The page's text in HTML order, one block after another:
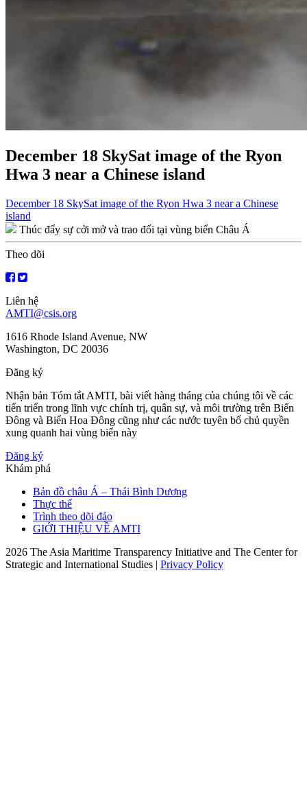
December 18 SkySat image of the Ryon
Hwa 3 near a Chinese island
Điều
hướng
bài
viết
December 18 SkySat image of the Ryon Hwa 3 near a Chinese
island
Thúc đẩy sự cởi mở và trao đổi tại vùng biển Châu Á
Theo dõi
Liên hệ
AMTI@csis.org
1616 Rhode Island Avenue, NW
Washington, DC 20036
Đăng ký
Nhận bản Tóm tắt AMTI, bài viết hàng tháng của chúng tôi về các
tiến triển trong lĩnh vực chính trị, quân sự, và môi trường trên Biển
Đông và Biển Hoa Đông cũng như các nước tuyên bố chủ quyền
xung quanh hai vùng biển này
Đăng ký
Khám phá
Bản đồ châu Á – Thái Bình Dương
Thực thể
Trình theo dõi đảo
GIỚI THIỆU VỀ AMTI
2026 The Asia Maritime Transparency Initiative and The Center for
Strategic and International Studies | Privacy Policy